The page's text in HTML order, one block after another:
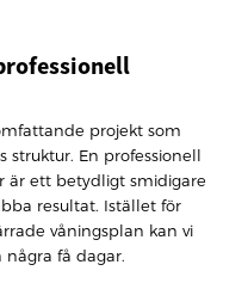
projekt som
struktur. En professionell
är ett betydligt smidigare
resultat. Istället för
våningsplan kan vi
få dagar.